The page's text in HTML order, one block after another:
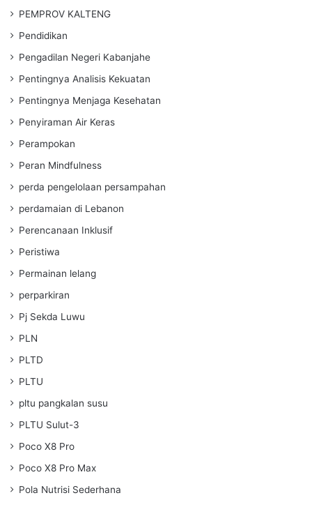
PEMPROV KALTENG
Pendidikan
Pengadilan Negeri Kabanjahe
Pentingnya Analisis Kekuatan
Pentingnya Menjaga Kesehatan
Penyiraman Air Keras
Perampokan
Peran Mindfulness
perda pengelolaan persampahan
perdamaian di Lebanon
Perencanaan Inklusif
Peristiwa
Permainan lelang
perparkiran
Pj Sekda Luwu
PLN
PLTD
PLTU
pltu pangkalan susu
PLTU Sulut-3
Poco X8 Pro
Poco X8 Pro Max
Pola Nutrisi Sederhana